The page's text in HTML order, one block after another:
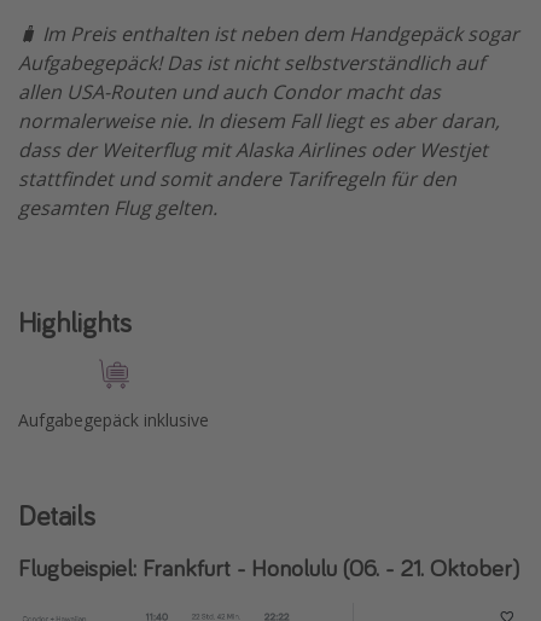
Silvesterreisen
Last Minute Urlaub Mallorca
Last Minute Urlaub Deutschland
🧳 Im Preis enthalten ist neben dem Handgepäck sogar
Aufgabegepäck! Das ist nicht selbstverständlich auf
allen USA-Routen und auch Condor macht das
normalerweise nie. In diesem Fall liegt es aber daran,
dass der Weiterflug mit Alaska Airlines oder Westjet
stattfindet und somit andere Tarifregeln für den
gesamten Flug gelten.
Highlights
Aufgabegepäck inklusive
Details
Flugbeispiel: Frankfurt - Honolulu (06. - 21. Oktober)